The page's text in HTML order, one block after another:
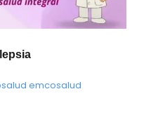
emcosalud